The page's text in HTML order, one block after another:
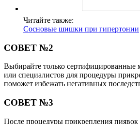
Читайте также:
Сосновые шишки при гипертонии
СОВЕТ №2
Выбирайте только сертифицированные
или специалистов для процедуры
поможет избежать негативных
СОВЕТ №3
После процедуры прикрепления пиявок